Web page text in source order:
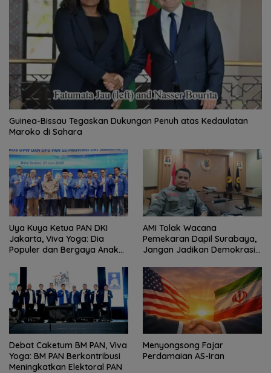
Guinea-Bissau Tegaskan Dukungan Penuh atas Kedaulatan
Maroko di Sahara
Uya Kuya Ketua PAN DKI
Jakarta, Viva Yoga: Dia
Populer dan Bergaya Anak
AMI Tolak Wacana
Pemekaran Dapil Surabaya,
Jangan Jadikan Demokrasi
Politik
Debat Caketum BM PAN, Viva
Yoga: BM PAN Berkontribusi
Meningkatkan Elektoral PAN
Menyongsong Fajar
Perdamaian AS-Iran